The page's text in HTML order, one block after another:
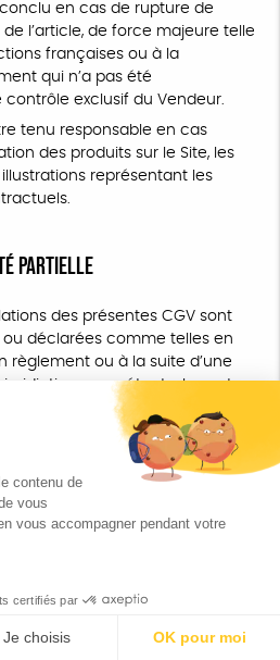
en cas de rupture de
l’article, de force majeure telle
françaises ou à la
qui n’a pas été
exclusif du Vendeur.
tenu responsable en cas
des produits sur le Site, les
représentant les
PARTIELLE
des présentes CGV sont
déclarées comme telles en
règlement ou à la suite d’une
juridiction compétente, les autres
leur force et leur portée.
LITIGES, LOI APPLICABLE ET
relative à une
– Service Client – 10
.